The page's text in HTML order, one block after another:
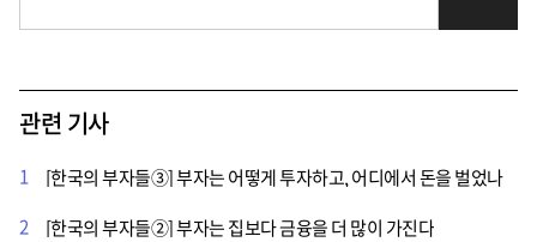
관련 기사
1
[한국의 부자들③] 부자는 어떻게 투자하고, 어디에서 돈을 벌었나
2
[한국의 부자들②] 부자는 집보다 금융을 더 많이 가진다